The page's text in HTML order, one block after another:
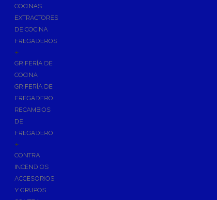
COCINAS
EXTRACTORES
DE COCINA
FREGADEROS
+
GRIFERÍA DE
COCINA
GRIFERÍA DE
FREGADERO
RECAMBIOS
DE
FREGADERO
+
CONTRA
INCENDIOS
ACCESORIOS
Y GRUPOS